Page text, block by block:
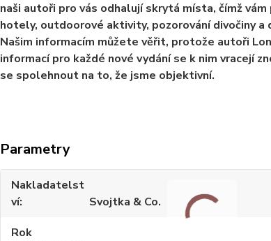
naši autoři pro vás odhalují skrytá místa, čímž
hotely, outdoorové aktivity, pozorování divočiny
Našim informacím můžete věřit, protože autoři
informací pro každé nové vydání se k nim vracejí
se spolehnout na to, že jsme objektivní.
Parametry
Nakladatelst
ví
Svojtka & Co.
Rok